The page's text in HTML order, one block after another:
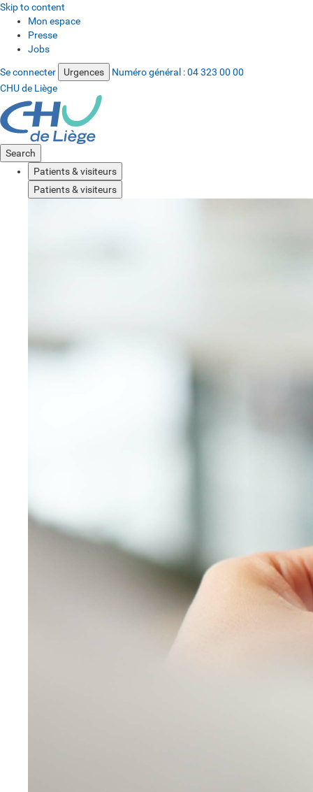
Skip to content
Mon espace
Presse
Jobs
Se connecter Urgences Numéro général :04 323 00 00
CHU de Liège
Search
Patients & visiteurs
Patients & visiteurs